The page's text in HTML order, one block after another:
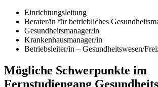
Einrichtungsleitung
Berater/in für betriebliches
Gesundheitsmanager/in
Krankenhausmanager/in
Betriebsleiter/in – Gesundheitswesen/
Mögliche Schwerpunkte im
Fernstudiengang